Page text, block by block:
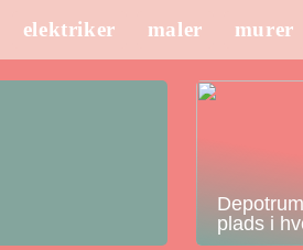
elektriker maler murer
plads i